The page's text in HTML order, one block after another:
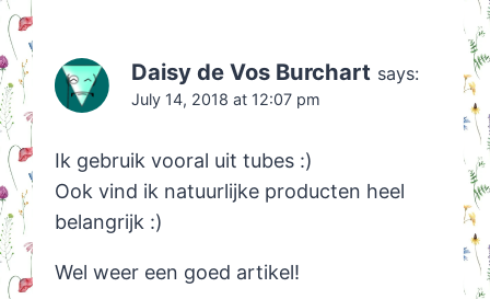
Daisy de Vos Burchart says:
July 14, 2018 at 12:07 pm
Ik gebruik vooral uit tubes :)
Ook vind ik natuurlijke producten heel
belangrijk :)
Wel weer een goed artikel!